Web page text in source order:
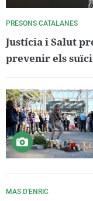
PRESONS CATALANES
Justícia i Salut
prevenir els
MAS D'ENRIC